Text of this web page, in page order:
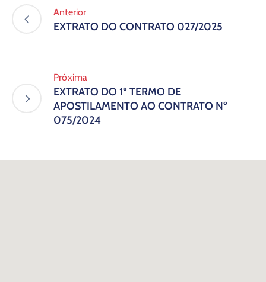
Anterior
EXTRATO DO CONTRATO 027/2025
Próxima
EXTRATO DO 1º TERMO DE
APOSTILAMENTO AO CONTRATO Nº
075/2024